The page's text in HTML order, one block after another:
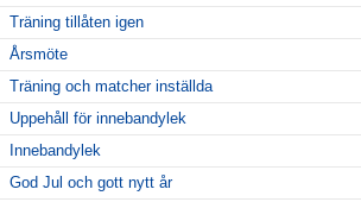
Träning tillåten igen
Årsmöte
Träning och matcher inställda
Uppehåll för innebandylek
Innebandylek
God Jul och gott nytt år